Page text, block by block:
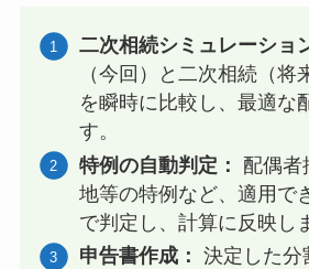
二次相続シミュレーショ
（今回）と二次相続（将
を瞬時に比較し、最適な
す。
特例の自動判定： 配偶者
地等の特例など、適用で
で判定し、計算に反映し
申告書作成： 決定した分